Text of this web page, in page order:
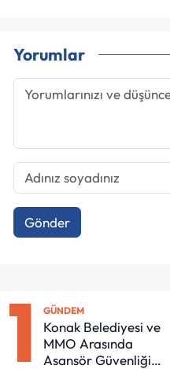
Yorumlar
Gönder
1 GÜNDEM
Konak Belediyesi ve
MMO Arasında
Asansör Güvenliği